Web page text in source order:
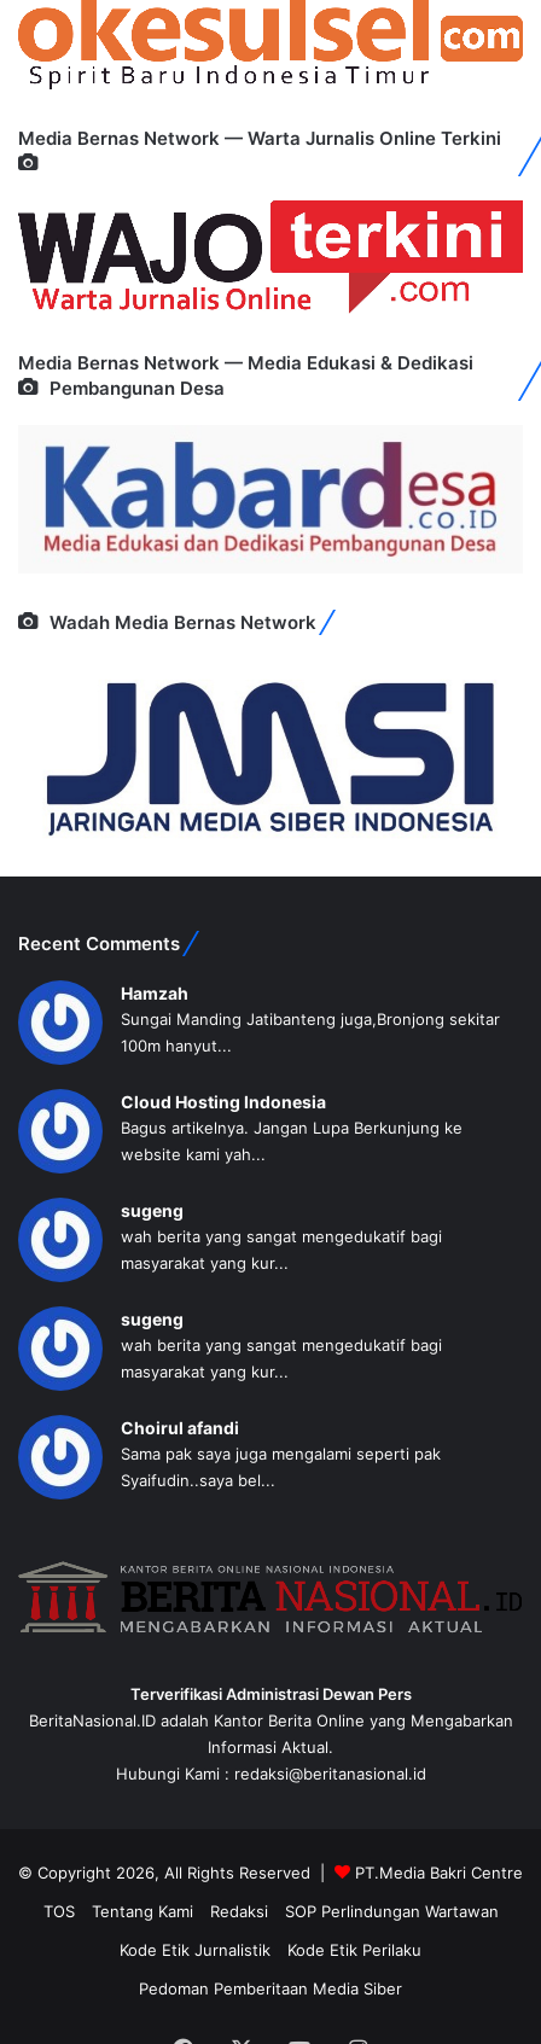
Media Bernas Network — Warta Jurnalis Online Terkini
Media Bernas Network — Media Edukasi & Dedikasi
Pembangunan Desa
Wadah Media Bernas Network
Recent Comments
Hamzah
Sungai Manding Jatibanteng juga,Bronjong sekitar
100m hanyut...
Cloud Hosting Indonesia
Bagus artikelnya. Jangan Lupa Berkunjung ke
website kami yah...
sugeng
wah berita yang sangat mengedukatif bagi
masyarakat yang kur...
sugeng
wah berita yang sangat mengedukatif bagi
masyarakat yang kur...
Choirul afandi
Sama pak saya juga mengalami seperti pak
Syaifudin..saya bel...
Terverifikasi Administrasi Dewan Pers
BeritaNasional.ID adalah Kantor Berita Online yang Mengabarkan
Informasi Aktual.
Hubungi Kami : redaksi@beritanasional.id
© Copyright 2026, All Rights Reserved |
PT.Media Bakri Centre
TOS
Tentang Kami Redaksi
SOP Perlindungan Wartawan
Kode Etik Jurnalistik
Kode Etik Perilaku
Pedoman Pemberitaan Media Siber